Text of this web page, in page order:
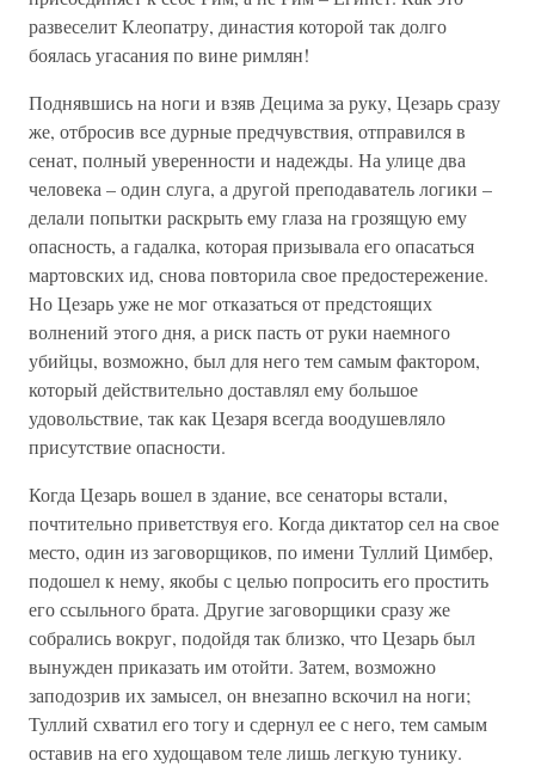
развеселит Клеопатру, династия которой так долго
боялась угасания по вине римлян!
Поднявшись на ноги и взяв Децима за руку, Цезарь сразу
же, отбросив все дурные предчувствия, отправился в
сенат, полный уверенности и надежды. На улице два
человека – один слуга, а другой преподаватель логики –
делали попытки раскрыть ему глаза на грозящую ему
опасность, а гадалка, которая призывала его опасаться
мартовских ид, снова повторила свое предостережение.
Но Цезарь уже не мог отказаться от предстоящих
волнений этого дня, а риск пасть от руки наемного
убийцы, возможно, был для него тем самым фактором,
который действительно доставлял ему большое
удовольствие, так как Цезаря всегда воодушевляло
присутствие опасности.
Когда Цезарь вошел в здание, все сенаторы встали,
почтительно приветствуя его. Когда диктатор сел на свое
место, один из заговорщиков, по имени Туллий Цимбер,
подошел к нему, якобы с целью попросить его простить
его ссыльного брата. Другие заговорщики сразу же
собрались вокруг, подойдя так близко, что Цезарь был
вынужден приказать им отойти. Затем, возможно
заподозрив их замысел, он внезапно вскочил на ноги;
Туллий схватил его тогу и сдернул ее с него, тем самым
оставив на его худощавом теле лишь легкую тунику.